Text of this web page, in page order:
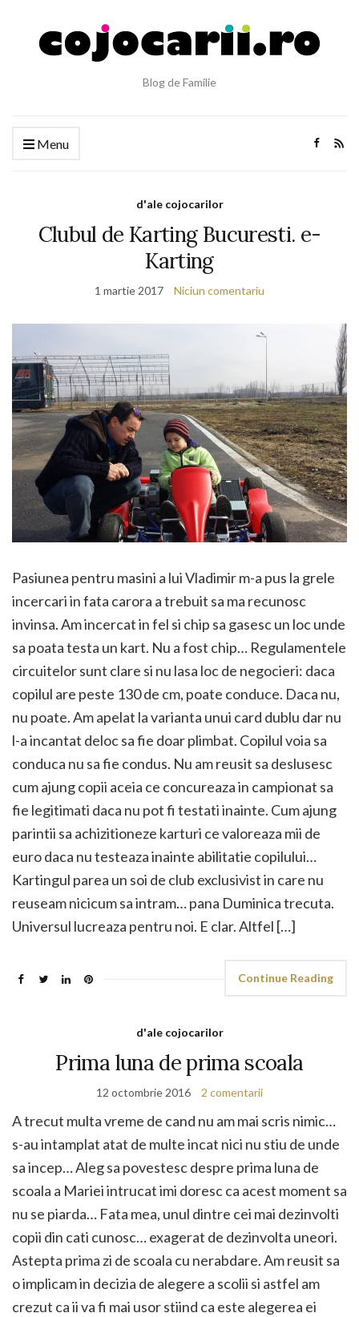
Blog de Familie
Menu
d'ale cojocarilor
Clubul de Karting Bucuresti. e-
Karting
1 martie 2017 Niciun comentariu
Pasiunea pentru masini a lui Vladimir m-a pus la grele
incercari in fata carora a trebuit sa ma recunosc
invinsa. Am incercat in fel si chip sa gasesc un loc unde
sa poata testa un kart. Nu a fost chip… Regulamentele
circuitelor sunt clare si nu lasa loc de negocieri: daca
copilul are peste 130 de cm, poate conduce. Daca nu,
nu poate. Am apelat la varianta unui card dublu dar nu
l-a incantat deloc sa fie doar plimbat. Copilul voia sa
conduca nu sa fie condus. Nu am reusit sa deslusesc
cum ajung copii aceia ce concureaza in campionat sa
fie legitimati daca nu pot fi testati inainte. Cum ajung
parintii sa achizitioneze karturi ce valoreaza mii de
euro daca nu testeaza inainte abilitatie copilului…
Kartingul parea un soi de club exclusivist in care nu
reuseam nicicum sa intram… pana Duminica trecuta.
Universul lucreaza pentru noi. E clar. Altfel […]
Continue Reading
d'ale cojocarilor
Prima luna de prima scoala
12 octombrie 2016 2 comentarii
A trecut multa vreme de cand nu am mai scris nimic…
s-au intamplat atat de multe incat nici nu stiu de unde
sa incep… Aleg sa povestesc despre prima luna de
scoala a Mariei intrucat imi doresc ca acest moment sa
nu se piarda… Fata mea, unul dintre cei mai dezinvolti
copii din cati cunosc… exagerat de dezinvolta uneori.
Astepta prima zi de scoala cu nerabdare. Am reusit sa
o implicam in decizia de alegere a scolii si astfel am
crezut ca ii va fi mai usor stiind ca este alegerea ei